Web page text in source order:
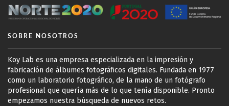
SOBRE NOSOTROS
Koy Lab es una empresa especializada en la impresión y
fabricación de álbumes fotográficos digitales. Fundada en 1977
como un laboratorio fotográfico, de la mano de un fotógrafo
profesional que quería más de lo que tenía disponible. Pronto
empezamos nuestra búsqueda de nuevos retos.